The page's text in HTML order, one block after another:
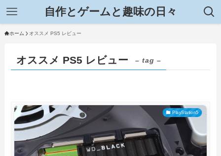
自作とゲームと趣味の日々
ホーム オススメ PS5 レビュー
オススメ PS5 レビュー – tag –
PlayStation5